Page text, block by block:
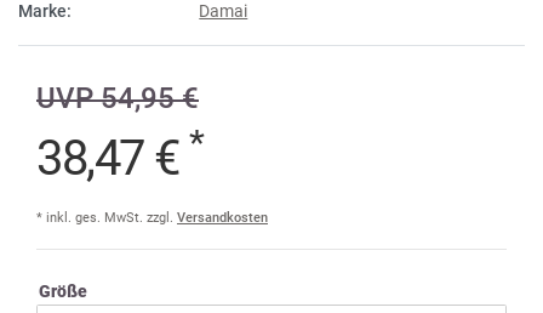
Marke:
Damai
UVP 54,95 €
38,47 € *
* inkl. ges. MwSt. zzgl. Versandkosten
Größe